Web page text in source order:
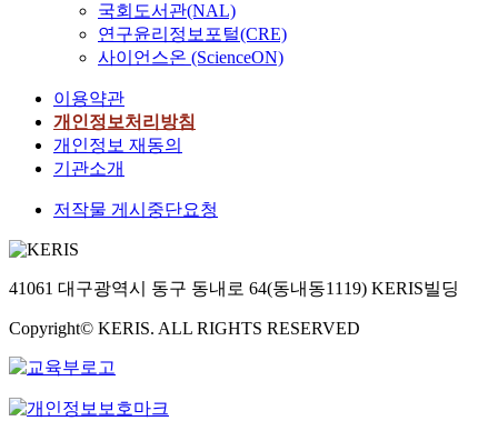
국회도서관(NAL)
연구윤리정보포털(CRE)
사이언스온 (ScienceON)
이용약관
개인정보처리방침
개인정보 재동의
기관소개
저작물 게시중단요청
41061 대구광역시 동구 동내로 64(동내동1119) KERIS빌딩
Copyright© KERIS. ALL RIGHTS RESERVED